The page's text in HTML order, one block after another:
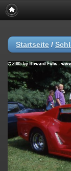
Startseite /